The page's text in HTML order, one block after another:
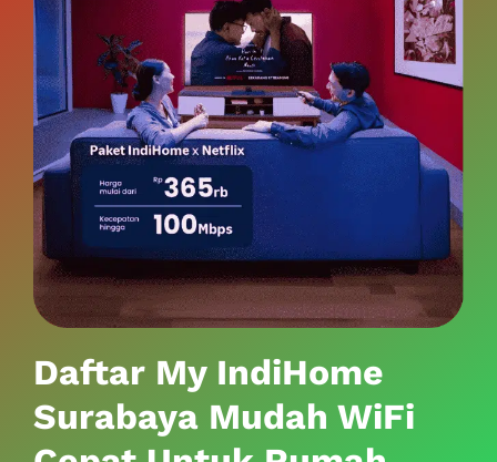
Daftar My IndiHome
Surabaya Mudah WiFi